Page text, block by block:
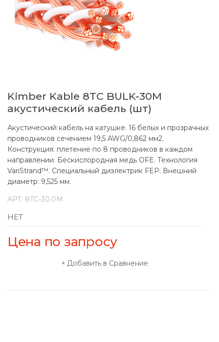
Kimber Kable 8TC BULK-30M
акустический кабель (шт)
Акустический кабель на катушке. 16 белых и прозрачных
проводников сечением 19,5 AWG/0,862 мм2.
Конструкция: плетение по 8 проводников в каждом
направлении. Бескислородная медь OFE. Технология
VariStrand™. Специальный диэлектрик FEP. Внешний
диаметр: 9,525 мм.
АРТ: 8TC-30.0M
НЕТ
Цена по запросу
Добавить в Сравнение